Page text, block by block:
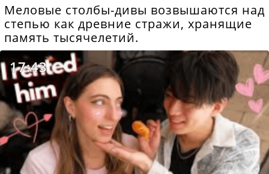
Меловые столбы-дивы возвышаются над
степью как древние стражи, хранящие
память тысячелетий.
17:43